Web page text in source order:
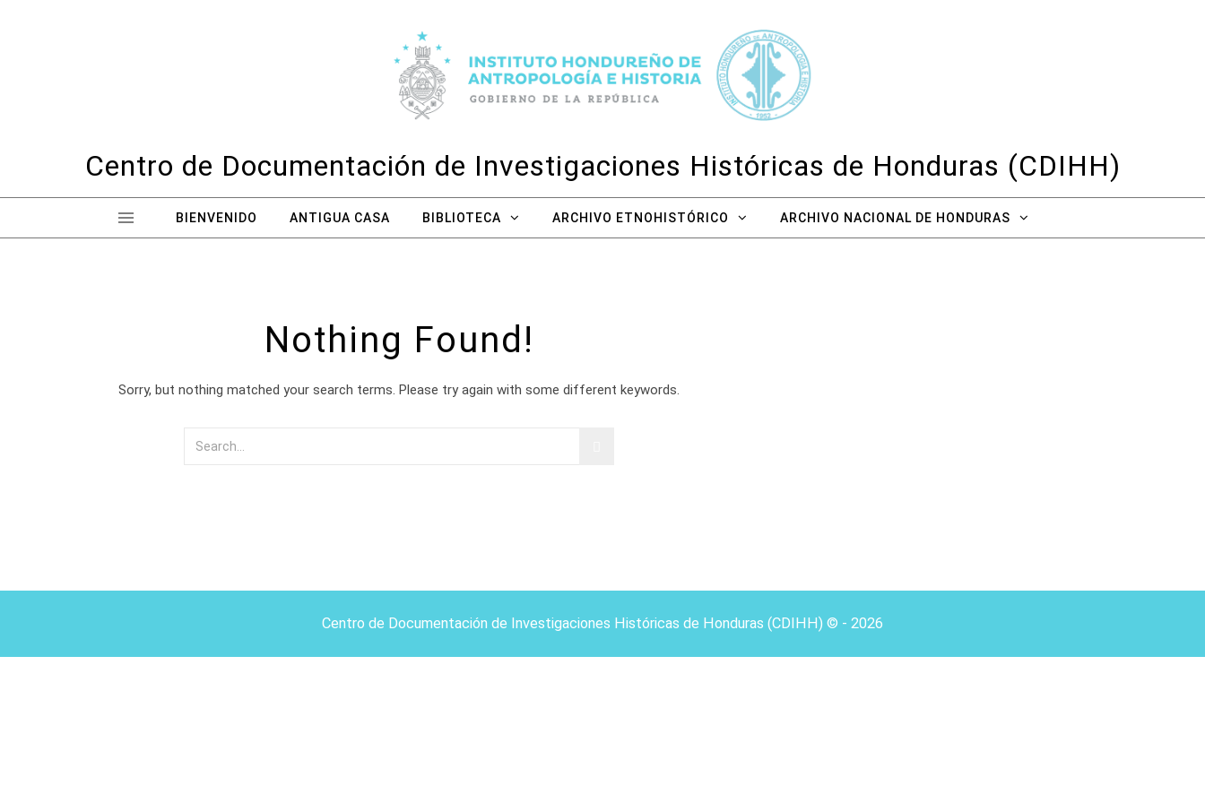
Centro de Documentación de Investigaciones Históricas de Honduras (CDIHH)
BIENVENIDO ANTIGUA CASA BIBLIOTECA ARCHIVO ETNOHISTÓRICO ARCHIVO NACIONAL DE HONDURAS
Nothing Found!
Sorry, but nothing matched your search terms. Please try again with some different keywords.
Centro de Documentación de Investigaciones Históricas de Honduras (CDIHH) © - 2026